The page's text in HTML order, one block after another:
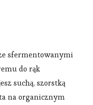
sfermentowanymi
do rąk
suchą, szorstką
na organicznym